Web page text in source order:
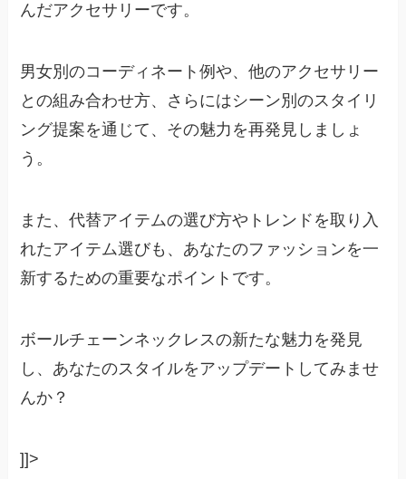
んだアクセサリーです。
男女別のコーディネート例や、他のアクセサリー
との組み合わせ方、さらにはシーン別のスタイリ
ング提案を通じて、その魅力を再発見しましょ
う。
また、代替アイテムの選び方やトレンドを取り入
れたアイテム選びも、あなたのファッションを一
新するための重要なポイントです。
ボールチェーンネックレスの新たな魅力を発見
し、あなたのスタイルをアップデートしてみませ
んか？
]]>